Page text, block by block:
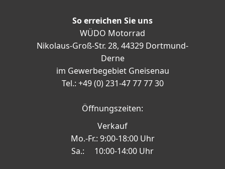
So erreichen Sie uns
WÜDO Motorrad
Nikolaus-Groß-Str. 28, 44329 Dortmund-
Derne
im Gewerbegebiet Gneisenau
Tel.: +49 (0) 231-47 77 77 30
Öffnungszeiten:
Verkauf
Mo.-Fr.: 9:00-18:00 Uhr
Sa.: 10:00-14:00 Uhr